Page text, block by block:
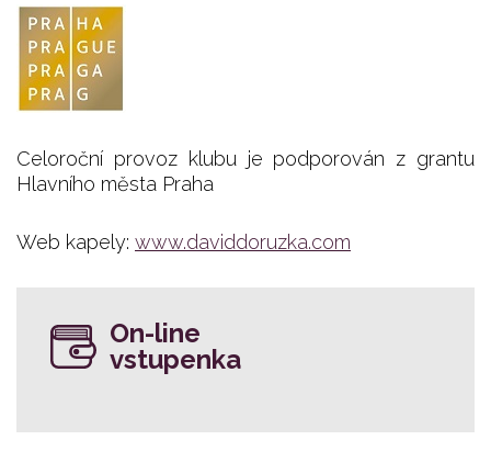
Celoroční provoz klubu je podporován z grantu
Hlavního města Praha
Web kapely: www.daviddoruzka.com
On-line
vstupenka